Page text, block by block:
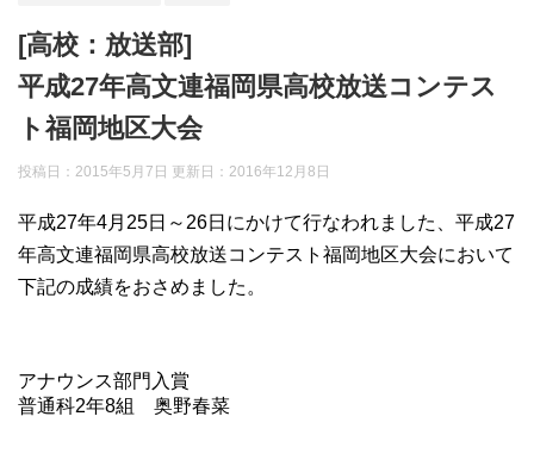
[高校：放送部]
平成27年高文連福岡県高校放送コンテス
ト福岡地区大会
投稿日：2015年5月7日 更新日： 2016年12月8日
平成27年4月25日～26日にかけて行なわれました、平成27
年高文連福岡県高校放送コンテスト福岡地区大会において
下記の成績をおさめました。
アナウンス部門入賞
普通科2年8組 奥野春菜